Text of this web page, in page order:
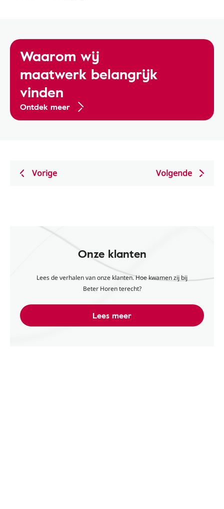
Waarom wij
maatwerk belangrijk
vinden
Ontdek meer
Vorige Volgende
Onze klanten
Lees de verhalen van onze klanten. Hoe kwamen zij bij
Beter Horen terecht?
Lees meer